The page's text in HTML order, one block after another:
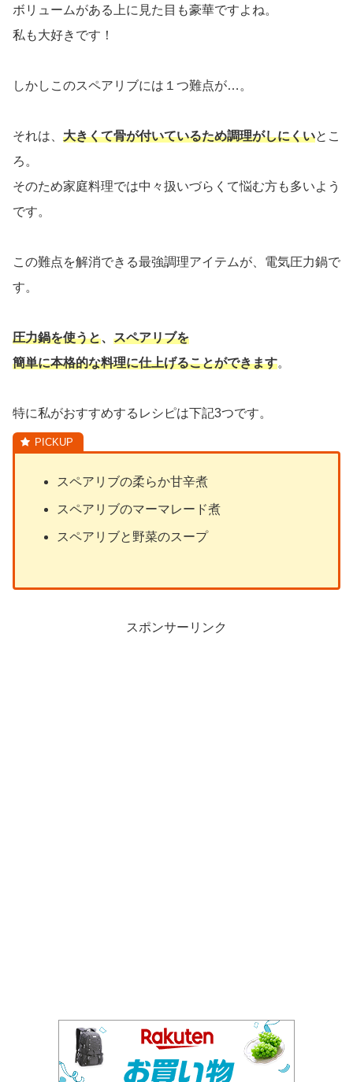
ボリュームがある上に見た目も豪華ですよね。
私も大好きです！
しかしこのスペアリブには１つ難点が…。
それは、 大きくて骨が付いているため調理がしにくいとこ
ろ。
そのため家庭料理では中々扱いづらくて悩む方も多いよう
です。
この難点を解消できる最強調理アイテムが、電気圧力鍋で
す。
圧力鍋を使うと、 スペアリブを
簡単に本格的な料理に仕上げることができます。
特に私がおすすめするレシピは下記3つです。
スペアリブの柔らか甘辛煮
スペアリブのマーマレード煮
スペアリブと野菜のスープ
スポンサーリンク